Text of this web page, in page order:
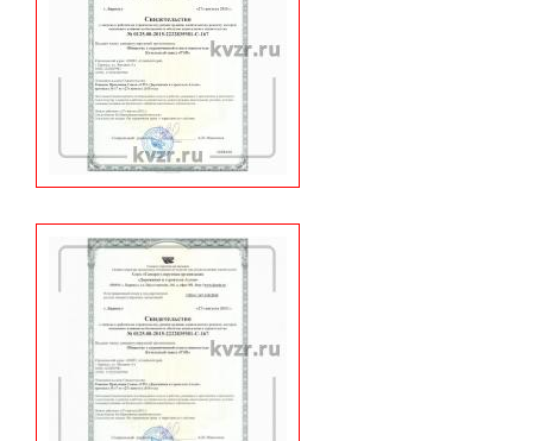
Выставка «ЖКХ - 2008: ТЕХНОЛОГИИ, ИНВЕСТИЦИИ,
НОВОЕ КАЧЕСТВО», г. Москва
Выставка «ЭНЕРГОСБЕРЕЖЕНИЕ. ОТОПЛЕНИЕ И
ВЕНТИЛЯЦИЯ», г. Челябинск
Золотая медаль на выставке Хакасии